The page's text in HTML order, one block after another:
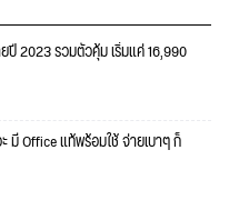
ปี 2023 รวมตัวคุ้ม เริ่มแค่ 16,990
มี Office แท้พร้อมใช้ จ่ายเบาๆ ก็